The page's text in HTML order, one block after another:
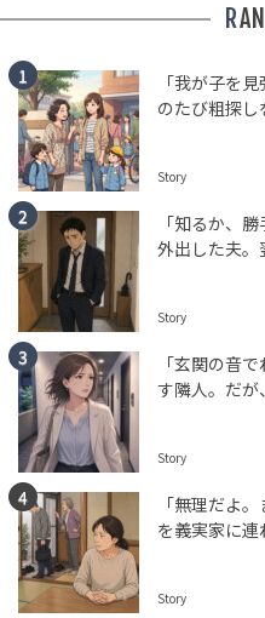
「我が子を
のたび粗探し
Story
「知るか、
外出した夫。
Story
「玄関の音
す隣人。だが
Story
「無理だよ
を義実家に連
Story